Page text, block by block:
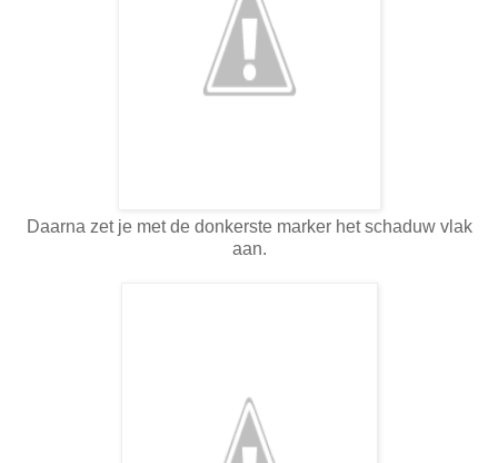
Daarna zet je met de donkerste marker het schaduw vlak
aan.